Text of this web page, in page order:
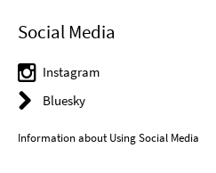
Social Media
Instagram
Bluesky
Information about Using Social Media